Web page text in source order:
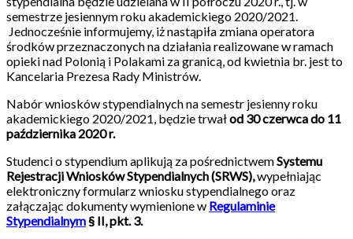
semestrze jesiennym roku akademickiego 2020/2021.
Jednocześnie informujemy, iż nastąpiła zmiana operatora
środków przeznaczonych na działania realizowane w ramach
opieki nad Polonią i Polakami za granicą, od kwietnia br. jest to
Kancelaria Prezesa Rady Ministrów.
Nabór wniosków stypendialnych na semestr jesienny roku
akademickiego 2020/2021, będzie trwałod 30 czerwcado 11
października 2020 r.
Studenci o stypendium aplikują za pośrednictwemSystemu
Rejestracji Wniosków Stypendialnych (SRWS),wypełniając
elektroniczny formularz wniosku stypendialnego oraz
załączając dokumenty wymienione w Regulaminie
Stypendialnym§ II, pkt. 3.